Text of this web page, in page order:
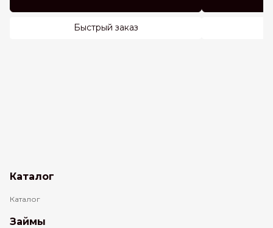
Быстрый заказ
Каталог
Каталог
Займы